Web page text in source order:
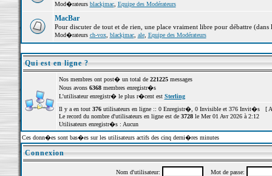
Mod�rateurs blackjmac, Equipe des Modérateurs
MacBar
Pour discuter de tout et de rien, une place vraiment libre pour débattre (dans
Mod�rateurs ch-vox, blackjmac, ale, Equipe des Modérateurs
Qui est en ligne ?
Nos membres ont post� un total de 221225messages
Nous avons 6368membres enregistr�s
L'utilisateur enregistr� le plus r�cent est Sterling
Il y a en tout 376utilisateurs en ligne :: 0 Enregistr�, 0 Invisible et 376 Invit�s [
Le record du nombre d'utilisateurs en ligne est de 3728le Mer 01 Avr 2026 à 2:12
Utilisateurs enregistr�s : Aucun
Ces donn�es sont bas�es sur les utilisateurs actifs des cinq derni�res minutes
Connexion
Nom d'utilisateur: Mot de passe: